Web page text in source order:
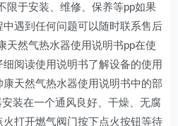
限于安装、维修、保养等pp如果
遇到任何问题可以随时联系售后
天然气热水器使用说明书pp在使
阅读使用说明书了解设备的使用
天然气热水器使用说明书中的部
装在一个通风良好、干燥、无腐
火打开燃气阀门按下点火按钮等待